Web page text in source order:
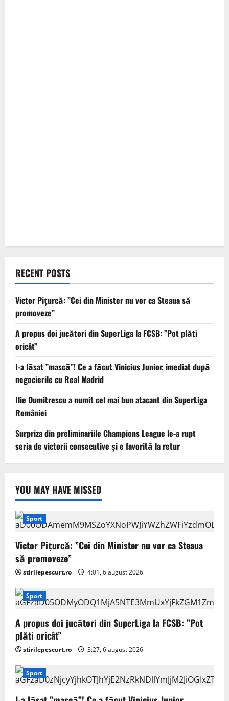
RECENT POSTS
Victor Pițurcă: ”Cei din Minister nu vor ca Steaua să
promoveze”
A propus doi jucători din SuperLiga la FCSB: ”Pot plăti
oricât”
I-a lăsat ”mască”! Ce a făcut Vinicius Junior, imediat după
negocierile cu Real Madrid
Ilie Dumitrescu a numit cel mai bun atacant din SuperLiga
României
Surpriza din preliminariile Champions League le-a rupt
seria de victorii consecutive și e favorită la retur
YOU MAY HAVE MISSED
Sport
Victor Pițurcă: ”Cei din Minister nu vor ca Steaua
să promoveze”
stirilepescurt.ro 4:01, 6 august 2026
Sport
A propus doi jucători din SuperLiga la FCSB: ”Pot
plăti oricât”
stirilepescurt.ro 3:27, 6 august 2026
Sport